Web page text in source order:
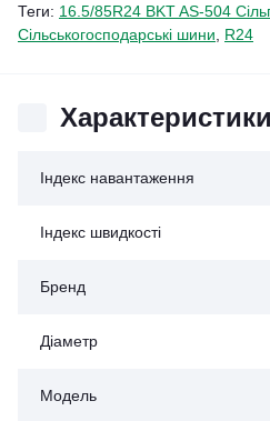
Теги: 16.5/85R24 BKT AS-504
Сільськогосподарські шини
R24
Характеристики
Індекс навантаження
Індекс швидкості
Бренд
Діаметр
Модель